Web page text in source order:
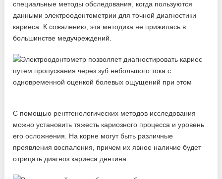
специальные методы обследования, когда пользуются
данными электроодонтометрии для точной диагностики
кариеса. К сожалению, эта методика не прижилась в
большинстве медучреждений.
С помощью рентгенологических методов исследования
можно установить тяжесть кариозного процесса и уровень
его осложнения. На корне могут быть различные
проявления воспаления, причем их явное наличие будет
отрицать диагноз кариеса дентина.